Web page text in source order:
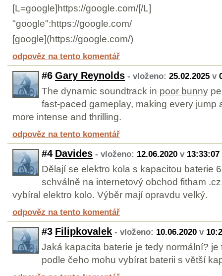
[L=google]https://google.com/[/L]
"google":https://google.com/
[google](https://google.com/)
odpověz na tento komentář
#6 Gary Reynolds - vloženo: 25.02.2025 v
The dynamic soundtrack in poor bunny
fast-paced gameplay, making every jump
more intense and thrilling.
odpověz na tento komentář
#4 Davides - vloženo: 12.06.2020 v 13:33:07
Dělají se elektro kola s kapacitou baterie
schválně na internetový obchod fitham
vybíral elektro kolo. Výběr mají opravdu velký.
odpověz na tento komentář
#3 Filipkovalek - vloženo: 10.06.2020 v
Jaká kapacita baterie je tedy normální?
podle čeho mohu vybírat baterii s větší